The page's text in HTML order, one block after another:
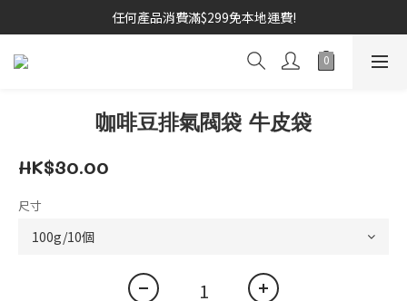
任何產品消費滿$299免本地運費!
咖啡豆排氣閥袋 牛皮袋
HK$30.00
尺寸